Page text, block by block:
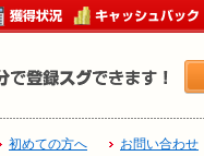
初めての方へ お問い合わせ